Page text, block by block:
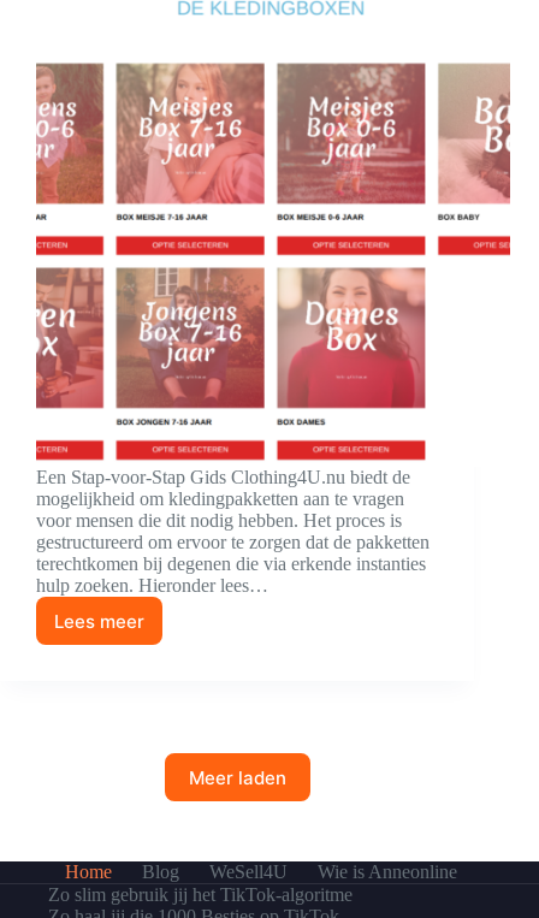
Een Stap-voor-Stap Gids Clothing4U.nu biedt de
mogelijkheid om kledingpakketten aan te vragen
voor mensen die dit nodig hebben. Het proces is
gestructureerd om ervoor te zorgen dat de pakketten
terechtkomen bij degenen die via erkende instanties
hulp zoeken. Hieronder lees…
Lees meerKledingpakket
Meer laden
Home Blog WeSell4U
Wie is Anneonline
Zo slim gebruik jij het TikTok-algoritme